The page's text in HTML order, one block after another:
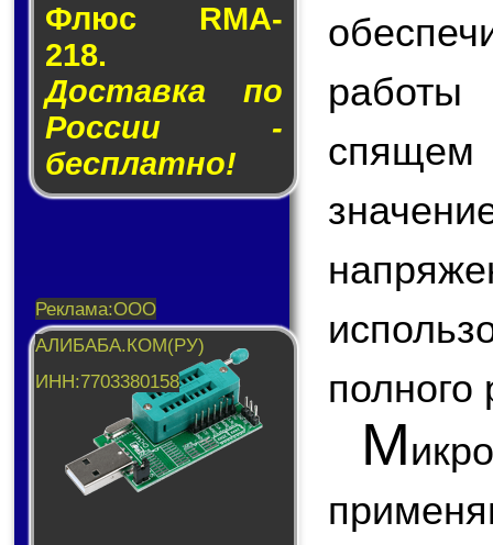
Флюс RMA-
218.
Доставка по
России -
бесплатно!
работы
полного
М